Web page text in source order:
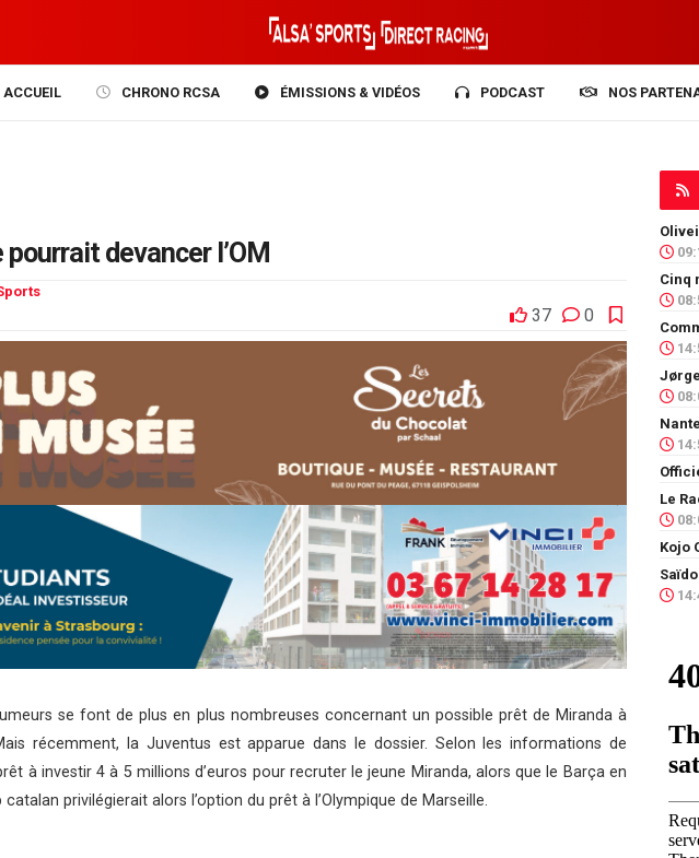
ACCUEIL CHRONO RCSA ÉMISSIONS & VIDÉOS PODCAST NOS
devancer l’OM
37 0
se font de plus en plus nombreuses concernant un possible prêt de Miranda à
récemment, la Juventus est apparue dans le dossier. Selon les informations de
à investir 4 à 5 millions d’euros pour recruter le jeune Miranda, alors que le Barça en
privilégierait alors l’option du prêt à l’Olympique de Marseille.
Kojo